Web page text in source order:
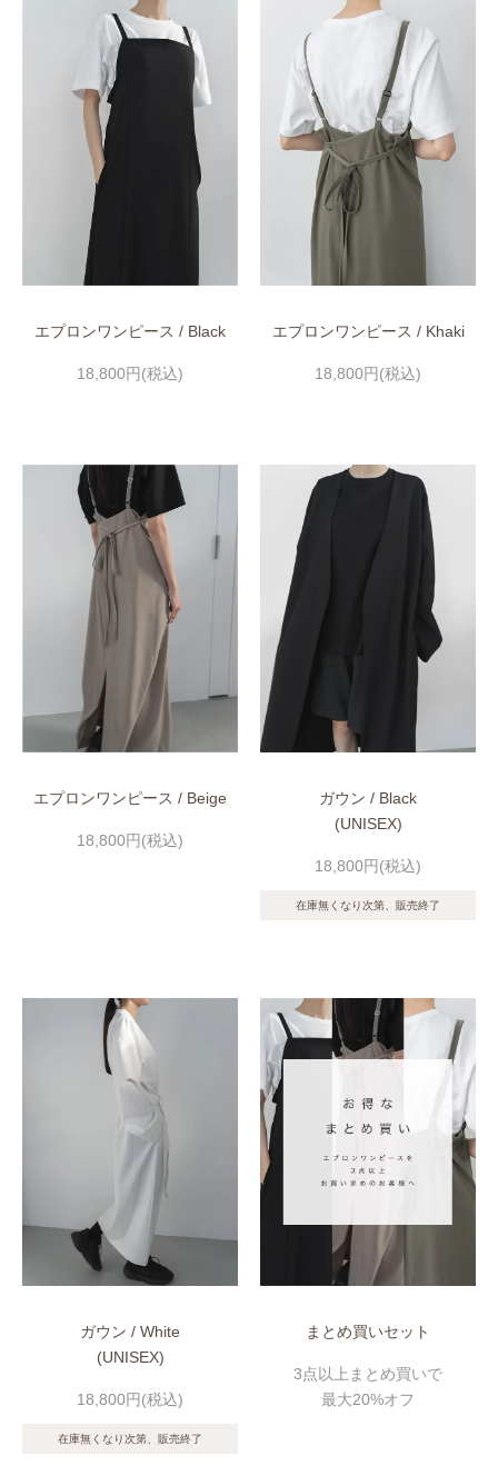
エプロンワンピース / Black
18,800円(税込)
エプロンワンピース / Khaki
18,800円(税込)
エプロンワンピース / Beige
18,800円(税込)
ガウン / Black
(UNISEX)
18,800円(税込)
在庫無くなり次第、販売終了
ガウン / White
(UNISEX)
18,800円(税込)
在庫無くなり次第、販売終了
まとめ買いセット
3点以上まとめ買いで
最大20%オフ